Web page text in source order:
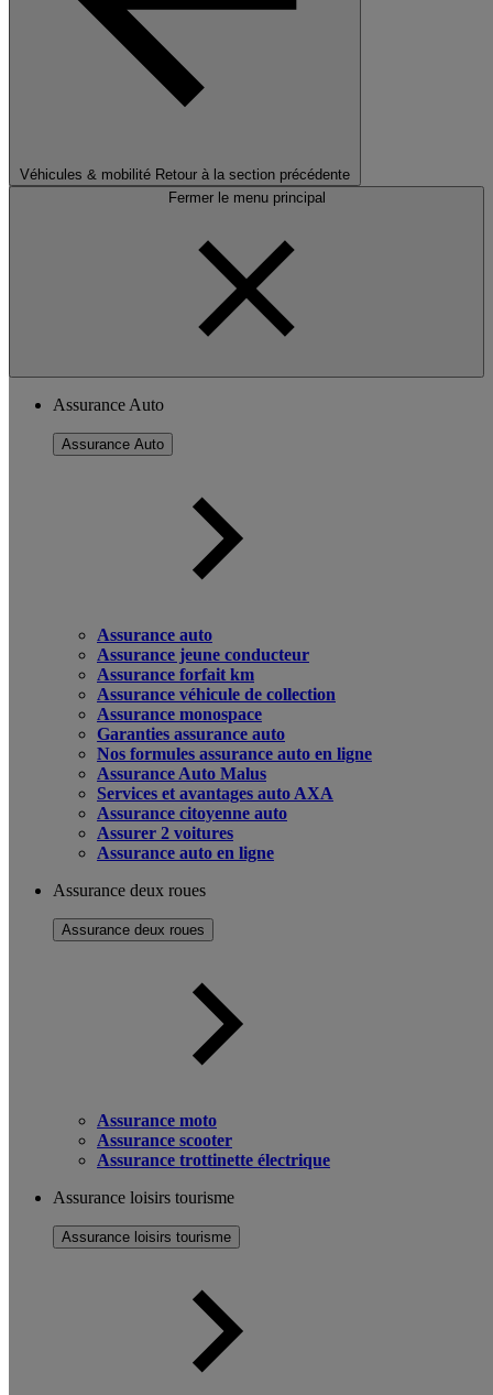
Véhicules & mobilité Retour à la section précédente
Fermer le menu principal
Assurance Auto
Assurance Auto
Assurance auto
Assurance jeune conducteur
Assurance forfait km
Assurance véhicule de collection
Assurance monospace
Garanties assurance auto
Nos formules assurance auto en ligne
Assurance Auto Malus
Services et avantages auto AXA
Assurance citoyenne auto
Assurer 2 voitures
Assurance auto en ligne
Assurance deux roues
Assurance deux roues
Assurance moto
Assurance scooter
Assurance trottinette électrique
Assurance loisirs tourisme
Assurance loisirs tourisme